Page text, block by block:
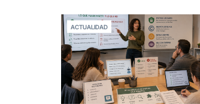
ACTUALIDAD